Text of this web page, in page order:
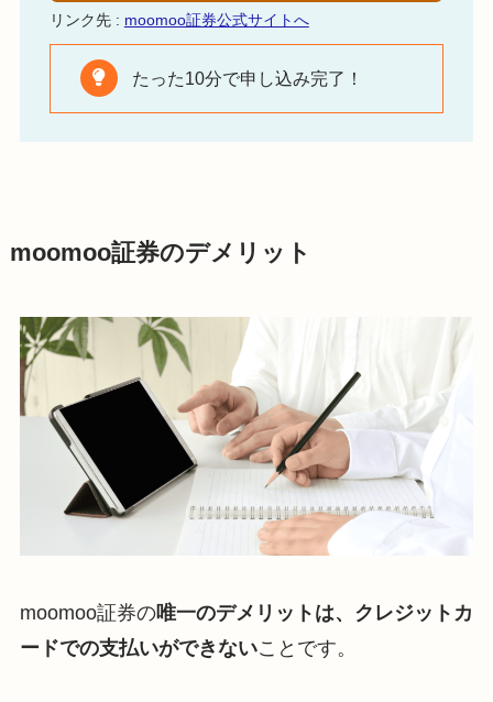
リンク先 : moomoo証券公式サイトへ
たった10分で申し込み完了！
moomoo証券のデメリット
moomoo証券の唯一のデメリットは、クレジットカ
ードでの支払いができないことです。